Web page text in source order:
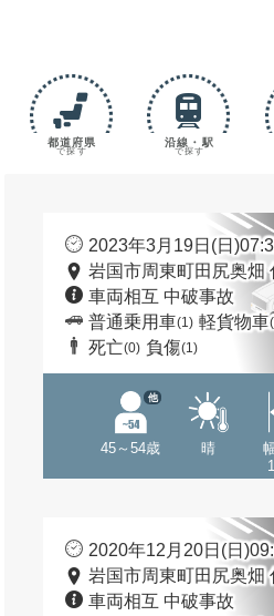
都道府県
で探す
沿線・駅
で探す
2023年3月19日(日
岩国市周東町田尻奥畑
車両相互 中破事故
普通乗用車(1) 軽貨物車
死亡(0) 負傷(1)
45～54歳
他
晴
2020年12月20日(日
岩国市周東町田尻奥畑
車両相互 中破事故